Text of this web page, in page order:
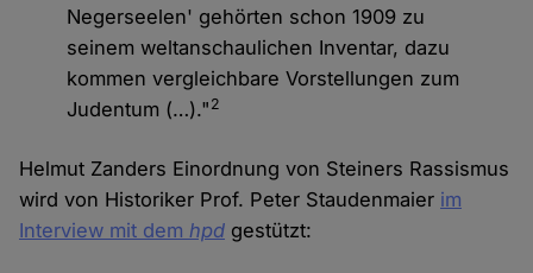
Negerseelen' gehörten schon 1909 zu
seinem weltanschaulichen Inventar, dazu
kommen vergleichbare Vorstellungen zum
Judentum (…)." 2
Helmut Zanders Einordnung von Steiners Rassismus
wird von Historiker Prof. Peter Staudenmaier im
Interview mit demhpd gestützt: